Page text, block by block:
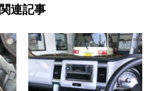
関連記事